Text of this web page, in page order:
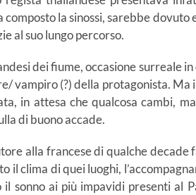
la sinossi, sarebbe
al suo lungo percorso.
dei fiume, occasione surreale
vampiro (?) della protagonista.
in attesa che qualcosa cambi,
di buono accade.
alla francese di qualche
clima di quei luoghi,
sonno ai più impavidi presenti